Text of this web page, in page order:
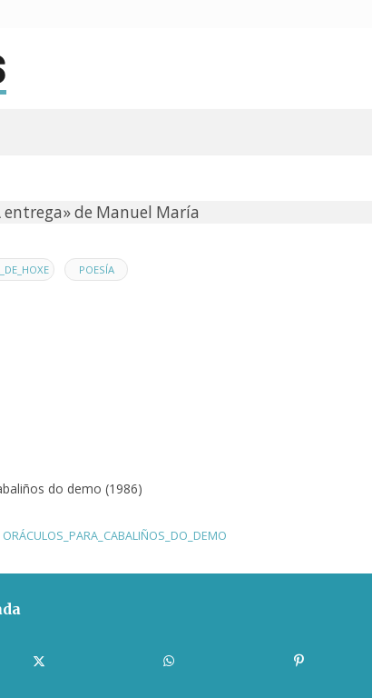
entrega» de Manuel María
POESÍA
do demo (1986)
ORÁCULOS_PARA_CABALIÑOS_DO_DEMO